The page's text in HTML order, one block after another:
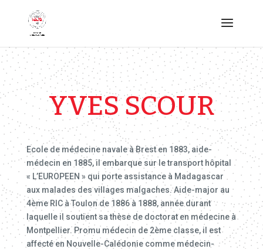
YVES SCOUR
Ecole de médecine navale à Brest en 1883, aide-
médecin en 1885, il embarque sur le transport hôpital
« L’EUROPEEN » qui porte assistance à Madagascar
aux malades des villages malgaches. Aide-major au
4ème RIC à Toulon de 1886 à 1888, année durant
laquelle il soutient sa thèse de doctorat en médecine à
Montpellier. Promu médecin de 2ème classe, il est
affecté en Nouvelle-Calédonie comme médecin-